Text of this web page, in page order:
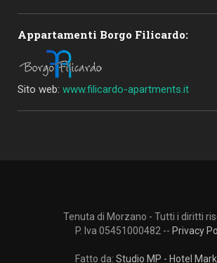
Appartamenti Borgo Filicardo:
Sito web: www.filicardo-apartments.it
Tenuta di Morzano - Tutti i diritti
P. Iva 05451000482 -- Privacy
Fatto da: Studio MP - Hotel